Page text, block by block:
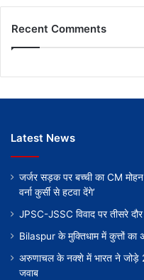
Recent Comments
Latest News
जर्जर सड़क पर बच्ची का CM
वर्ना कुर्सी से हटवा देंगे’
JPSC-JSSC विवाद पर तीसरे दौर
Bilaspur के मुक्तिधाम में कुत्तों का
अरुणाचल के नक्शे में भारत ने जोड़े
जवाब